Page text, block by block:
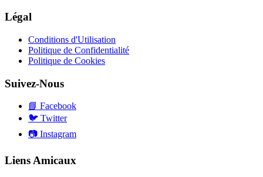
Légal
Conditions d'Utilisation
Politique de Confidentialité
Politique de Cookies
Suivez-Nous
📘 Facebook
🐦 Twitter
📷 Instagram
Liens Amicaux